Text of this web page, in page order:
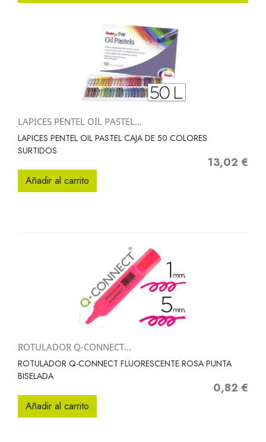
LAPICES PENTEL OIL PASTEL...
LAPICES PENTEL OIL PASTEL CAJA DE 50 COLORES
SURTIDOS
Precio
13,02 €
Añadir al carrito
ROTULADOR Q-CONNECT...
ROTULADOR Q-CONNECT FLUORESCENTE ROSA PUNTA
BISELADA
Precio
0,82 €
Añadir al carrito